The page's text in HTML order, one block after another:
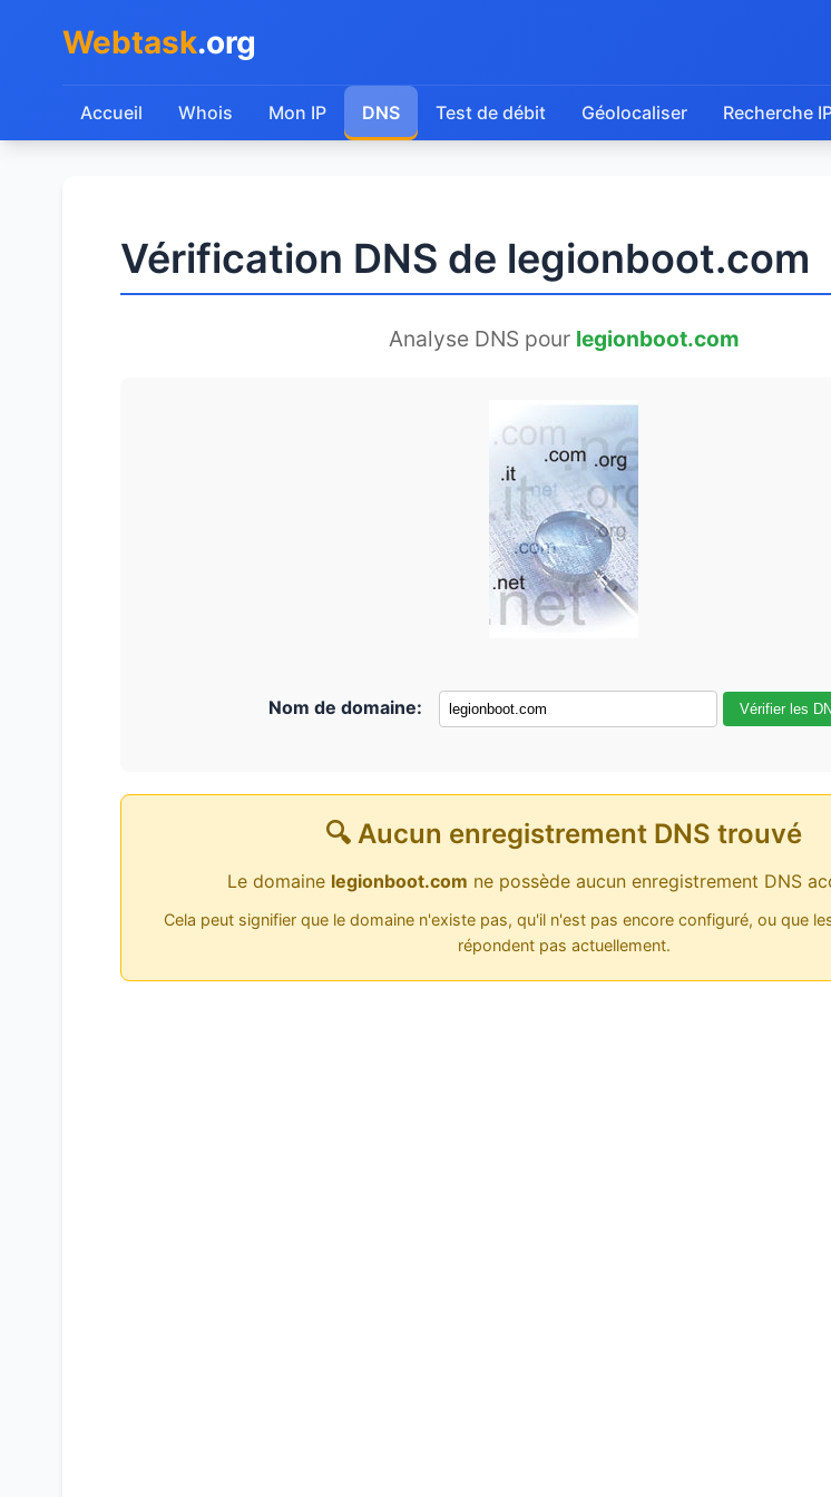
Webtask.org
Accueil Whois Mon IP DNS Test de débit Géolocaliser Recherche
Vérification DNS de legionboot.com
Analyse DNS pour legionboot.com
Nom de domaine: Vérifier les
🔍 Aucun enregistrement DNS trouvé
Le domaine legionboot.com ne possède aucun enregistrement DNS
Cela peut signifier que le domaine n'existe pas, qu'il n'est pas encore configuré, ou que
répondent pas actuellement.